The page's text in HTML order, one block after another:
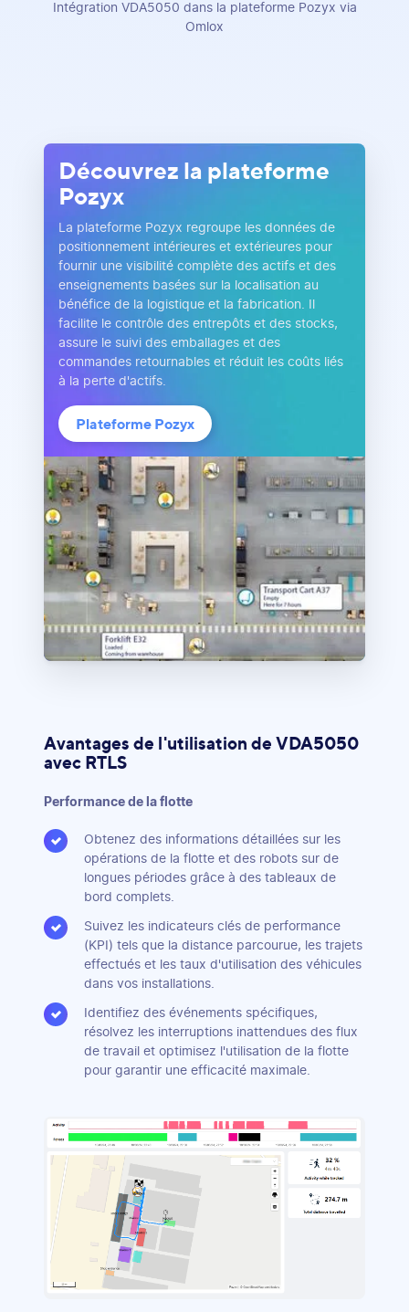
Intégration VDA5050 dans la plateforme Pozyx via
Omlox
Découvrez la plateforme
Pozyx
La plateforme Pozyx regroupe les données de
positionnement intérieures et extérieures pour
fournir une visibilité complète des actifs et des
enseignements basées sur la localisation au
bénéfice de la logistique et la fabrication. Il
facilite le contrôle des entrepôts et des stocks,
assure le suivi des emballages et des
commandes retournables et réduit les coûts liés
à la perte d'actifs.
Plateforme Pozyx
Avantages de l'utilisation de VDA5050
avec RTLS
Performance de la flotte
Obtenez des informations détaillées sur les
opérations de la flotte et des robots sur de
longues périodes grâce à des tableaux de
bord complets.
Suivez les indicateurs clés de performance
(KPI) tels que la distance parcourue, les trajets
effectués et les taux d'utilisation des véhicules
dans vos installations.
Identifiez des événements spécifiques,
résolvez les interruptions inattendues des flux
de travail et optimisez l'utilisation de la flotte
pour garantir une efficacité maximale.